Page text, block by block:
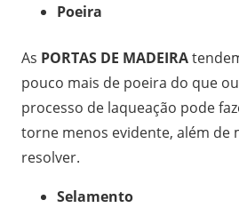
Poeira
As PORTAS DE MADEIRA
pouco mais de poeira do que
processo de laqueação pode
torne menos evidente, além de
resolver.
Selamento